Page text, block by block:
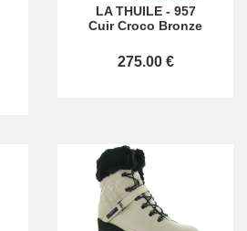
LA THUILE- 957
Cuir Croco Bronze
275.00 €